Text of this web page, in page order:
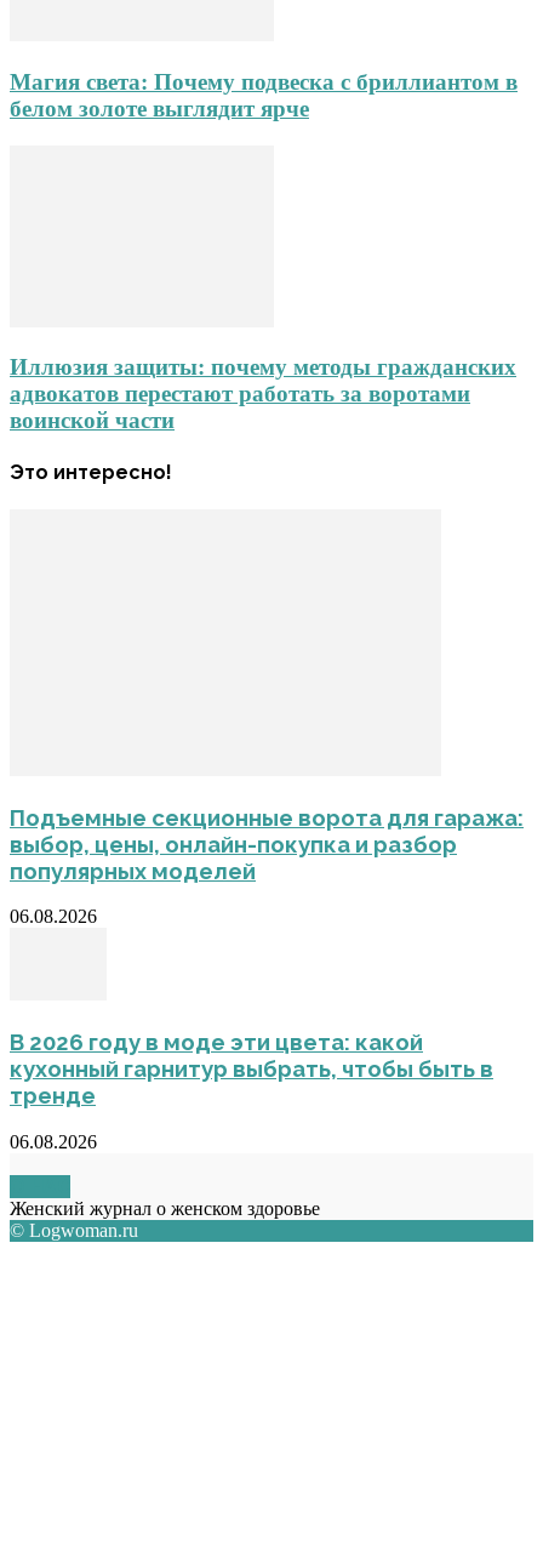
Магия света: Почему подвеска с бриллиантом в
белом золоте выглядит ярче
Иллюзия защиты: почему методы гражданских
адвокатов перестают работать за воротами
воинской части
Это интересно!
Подъемные секционные ворота для гаража:
выбор, цены, онлайн-покупка и разбор
популярных моделей
06.08.2026
В 2026 году в моде эти цвета: какой
кухонный гарнитур выбрать, чтобы быть в
тренде
06.08.2026
Женский журнал о женском здоровье
© Logwoman.ru